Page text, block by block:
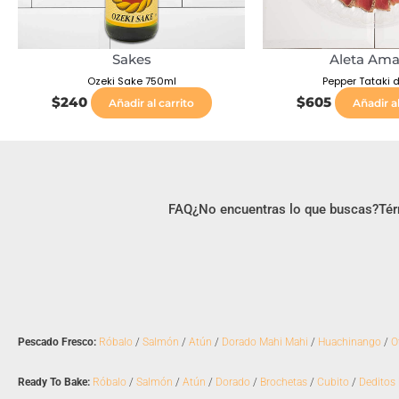
Sakes
Ozeki Sake 750ml
$240 Añadir al carrito
Aleta
Pepper Tataki
$605 Añadir
FAQ¿No encuentras lo que buscas?
Pescado Fresco: Róbalo / Salmón / Atún / Dorado Mahi Mahi / Huachinango /
Ready To Bake: Róbalo / Salmón / Atún / Dorado / Brochetas / Cubito / Deditos